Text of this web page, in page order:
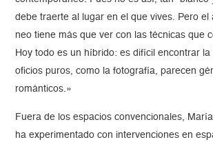
debe traerte al lugar en el que vives. Pero el
neo tiene más que ver con las técnicas que
Hoy todo es un híbrido: es difícil encontrar
oficios puros, como la fotografía, parecen
románticos.»
Fuera de los espacios convencionales,
ha experimentado con intervenciones en